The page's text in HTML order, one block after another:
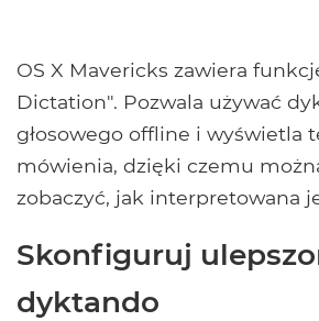
OS X Mavericks zawiera
Dictation". Pozwala używać
głosowego offline i wyświetla
mówienia, dzięki czemu
zobaczyć, jak interpretowana
Skonfiguruj
dyktando